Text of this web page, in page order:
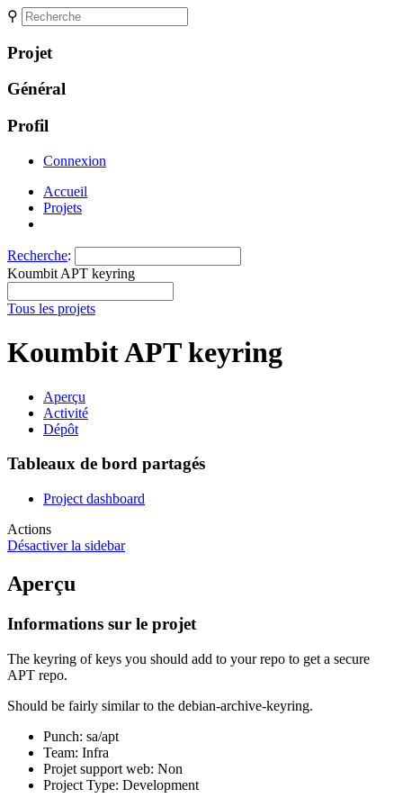
⚲
Projet
Général
Profil
Connexion
Accueil
Projets
Recherche:
Koumbit APT keyring
Tous les projets
Koumbit APT keyring
Aperçu
Activité
Dépôt
Tableaux de bord partagés
Project dashboard
Actions
Désactiver la sidebar
Aperçu
Informations sur le projet
The keyring of keys you should add to your repo to get a secure
APT repo.
Should be fairly similar to the debian-archive-keyring.
Punch: sa/apt
Team: Infra
Projet support web: Non
Project Type: Development